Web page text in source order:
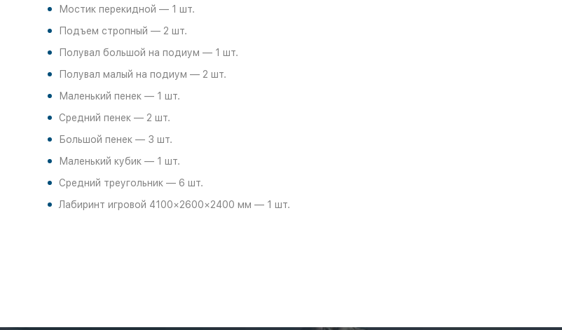
Мостик перекидной — 1 шт.
Подъем стропный — 2 шт.
Полувал большой на подиум — 1 шт.
Полувал малый на подиум — 2 шт.
Маленький пенек — 1 шт.
Средний пенек — 2 шт.
Большой пенек — 3 шт.
Маленький кубик — 1 шт.
Средний треугольник — 6 шт.
Лабиринт игровой 4100×2600×2400 мм — 1 шт.